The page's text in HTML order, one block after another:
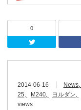
0
2014-06-16 News
25
M240 ヨルダン
views